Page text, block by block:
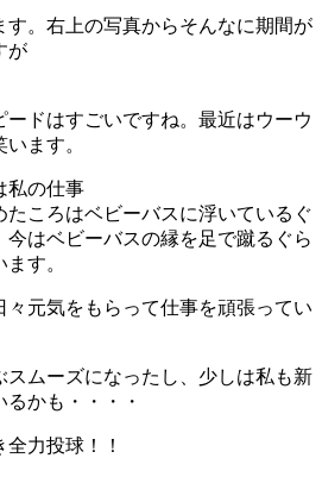
す。右上の写真からそんなに期間が
が
ドはすごいですね。最近はウーウ
ます。
私の仕事
ころはベビーバスに浮いているぐ
今はベビーバスの縁を足で蹴るぐら
す。
々元気をもらって仕事を頑張ってい
スムーズになったし、少しは私も新
かも・・・・
力投球！！